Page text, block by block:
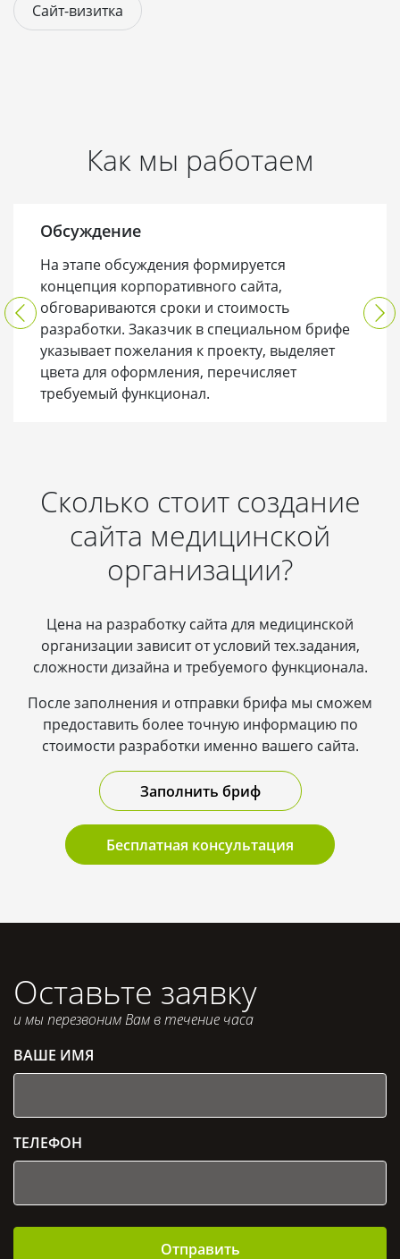
Сайт-визитка
Как мы работаем
Обсуждение
На этапе обсуждения формируется
концепция корпоративного сайта,
обговариваются сроки и стоимость
разработки. Заказчик в специальном брифе
указывает пожелания к проекту, выделяет
цвета для оформления, перечисляет
требуемый функционал.
Сколько стоит создание
сайта медицинской
организации?
Цена на разработку сайта для медицинской
организации зависит от условий тех.задания,
сложности дизайна и требуемого функционала.
После заполнения и отправки брифа мы сможем
предоставить более точную информацию по
стоимости разработки именно вашего сайта.
Заполнить бриф
Бесплатная консультация
Оставьте заявку
и мы перезвоним Вам в течение часа
ВАШЕ ИМЯ
ТЕЛЕФОН
Отправить